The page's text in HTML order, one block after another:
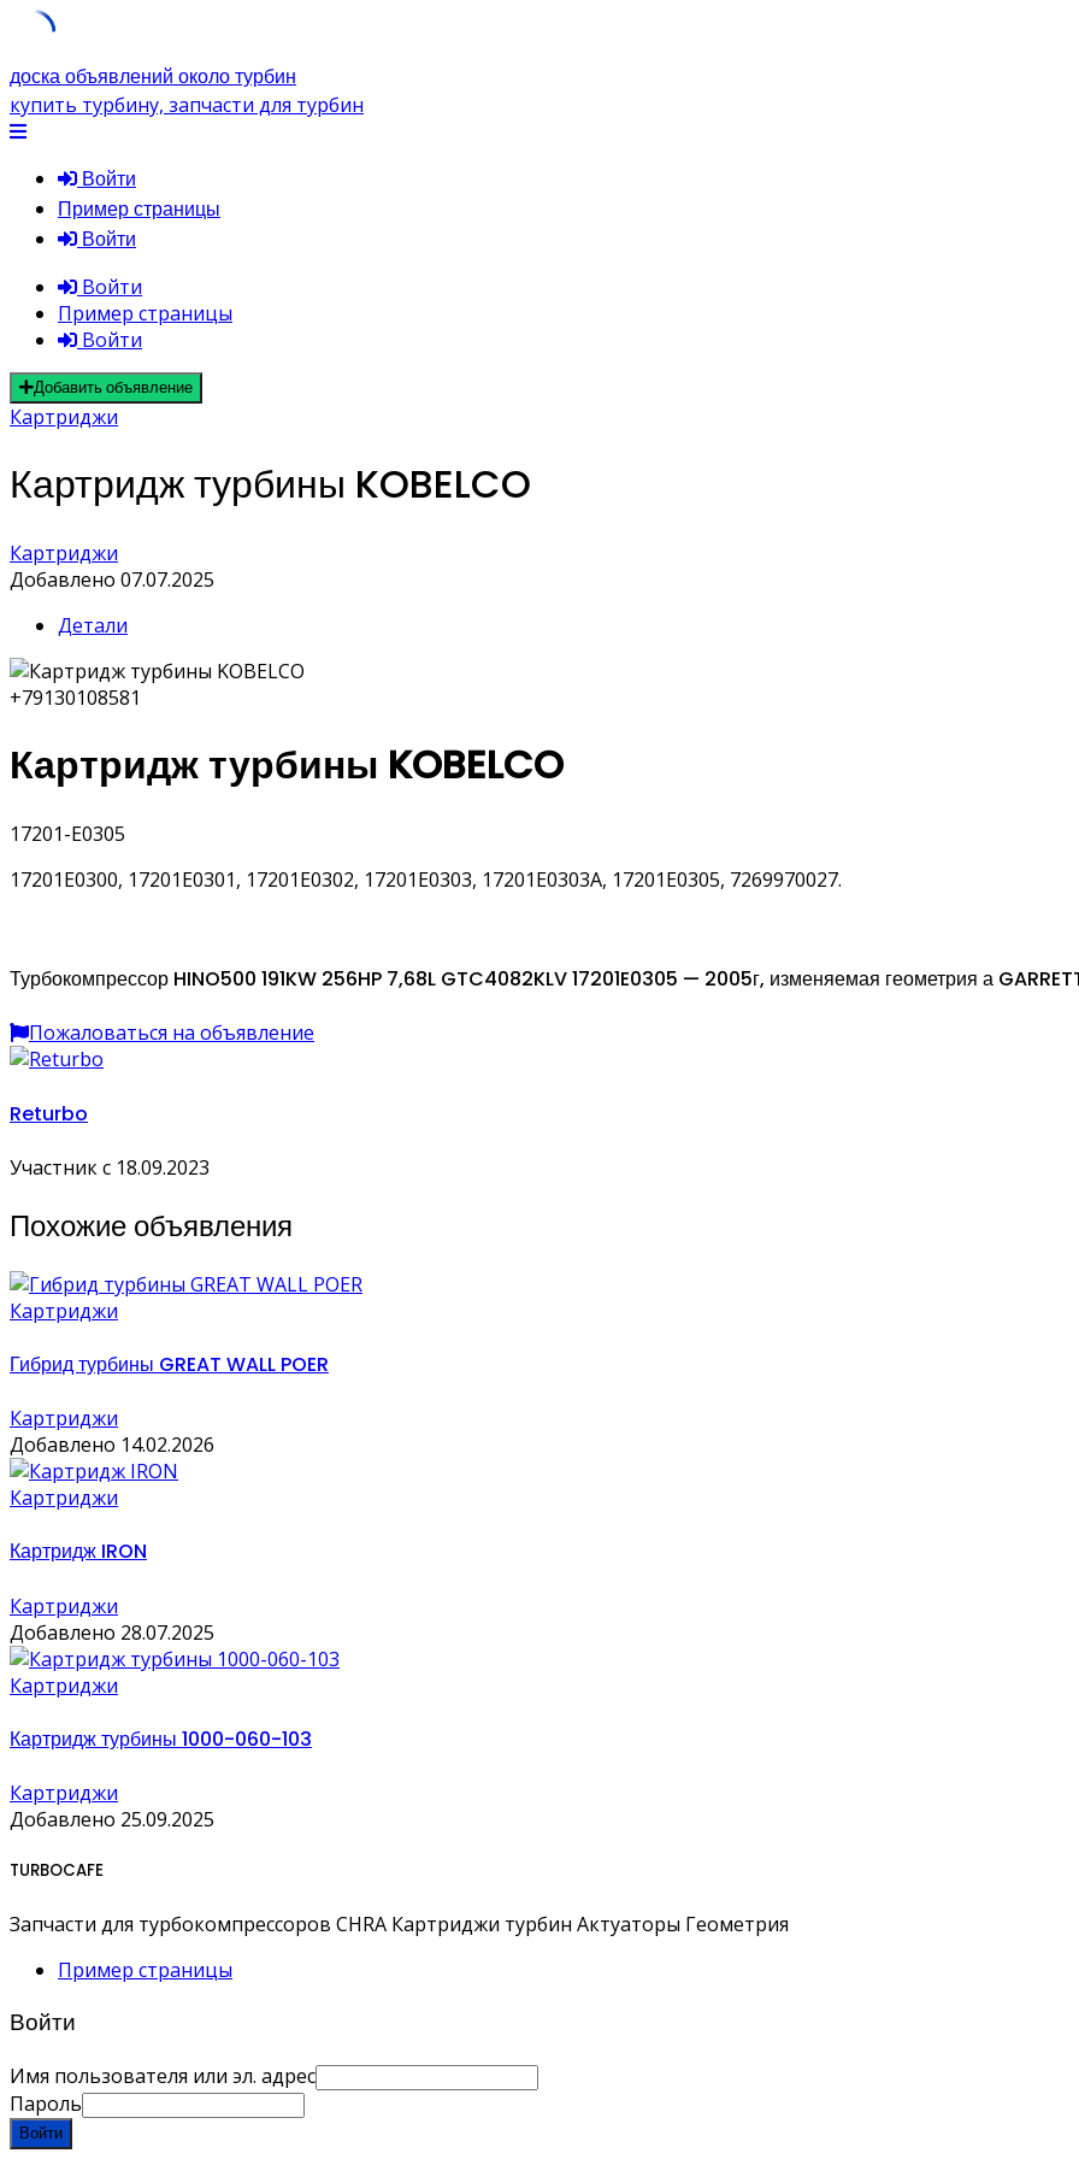
Skip
to
content
доска объявлений около турбин
купить турбину, запчасти для турбин
Войти
Пример страницы
Войти
Войти
Пример страницы
Войти
Добавить объявление
Картриджи
Картридж турбины KOBELCO
Картриджи
Добавлено 07.07.2025
Детали
+79130108581
Картридж турбины KOBELCO
17201-E0305
17201E0300, 17201E0301, 17201E0302, 17201E0303, 17201E0303A, 17201E0305, 7269970027.
Турбокомпрессор HINO500 191KW 256HP 7,68L GTC4082KLV 17201E0305 — 2005г, изменяемая геометрия а
Пожаловаться на объявление
Returbo
Участник с 18.09.2023
Похожие объявления
Картриджи
Гибрид турбины GREAT WALL POER
Картриджи
Добавлено 14.02.2026
Картриджи
Картридж IRON
Картриджи
Добавлено 28.07.2025
Картриджи
Картридж турбины 1000-060-103
Картриджи
Добавлено 25.09.2025
TURBOCAFE
Запчасти для турбокомпрессоров CHRA Картриджи турбин Актуаторы Геометрия
Пример страницы
Войти
Имя пользователя или эл. адрес
Пароль
Войти